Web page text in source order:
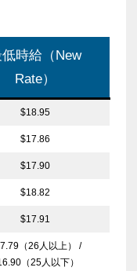
時給（New
Rate）
$18.95
$17.86
$17.90
$18.82
$17.91
（26人以上） /
（25人以下）